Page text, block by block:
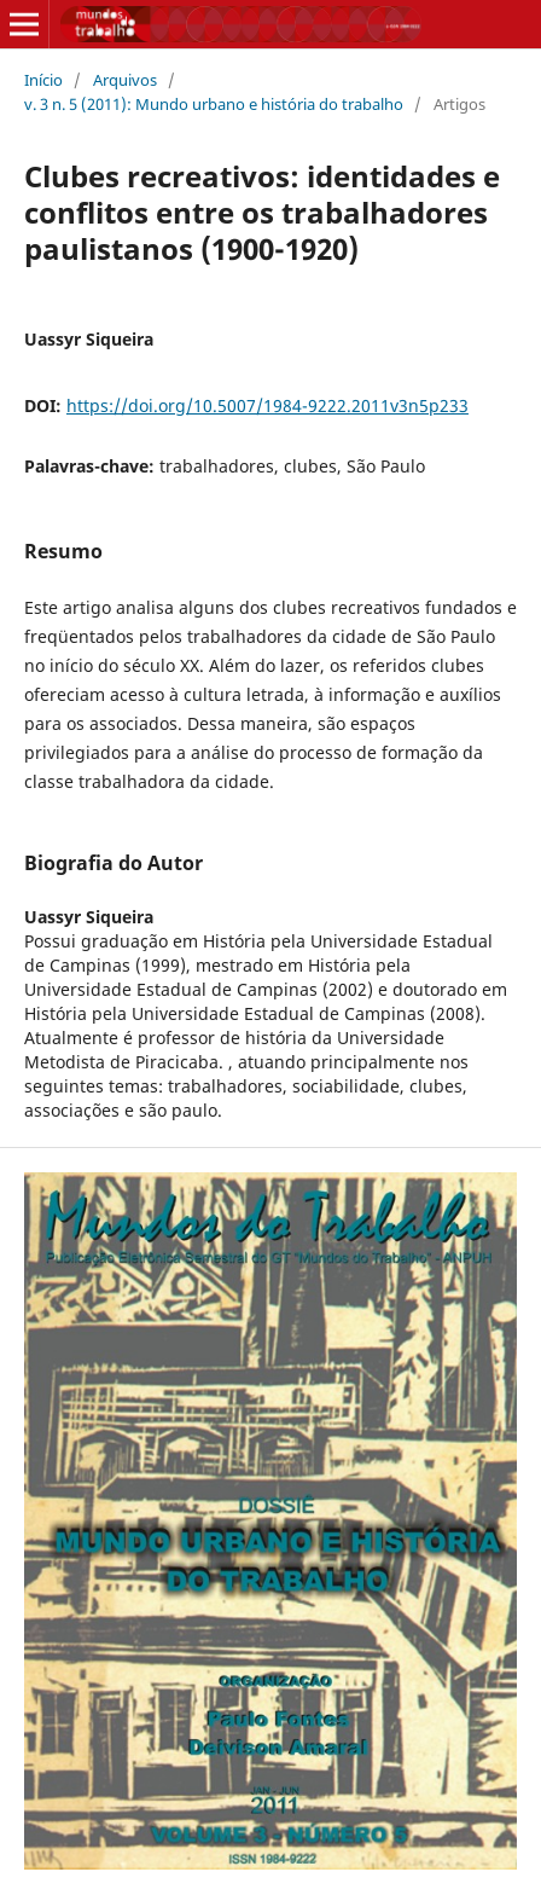
Início / Arquivos /
v. 3 n. 5 (2011): Mundo urbano e história do trabalho / Artigos
Clubes recreativos: identidades e
conflitos entre os trabalhadores
paulistanos (1900-1920)
Uassyr Siqueira
DOI: https://doi.org/10.5007/1984-9222.2011v3n5p233
Palavras-chave: trabalhadores, clubes, São Paulo
Resumo
Este artigo analisa alguns dos clubes recreativos fundados e
freqüentados pelos trabalhadores da cidade de São Paulo
no início do século XX. Além do lazer, os referidos clubes
ofereciam acesso à cultura letrada, à informação e auxílios
para os associados. Dessa maneira, são espaços
privilegiados para a análise do processo de formação da
classe trabalhadora da cidade.
Biografia do Autor
Uassyr Siqueira
Possui graduação em História pela Universidade Estadual
de Campinas (1999), mestrado em História pela
Universidade Estadual de Campinas (2002) e doutorado em
História pela Universidade Estadual de Campinas (2008).
Atualmente é professor de história da Universidade
Metodista de Piracicaba. , atuando principalmente nos
seguintes temas: trabalhadores, sociabilidade, clubes,
associações e são paulo.